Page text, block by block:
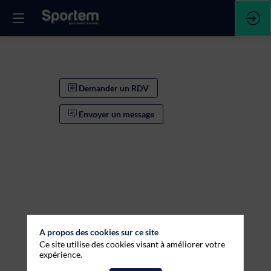
Demander un RDV
Envoyer un message
A propos des cookies sur ce site
Ce site utilise des cookies visant à améliorer votre
expérience.